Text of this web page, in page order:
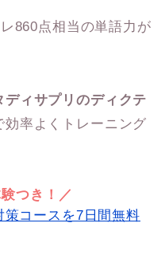
860点相当の単語力が
ディサプリのディクテ
効率よくトレーニング
つき！／
コースを7日間無料